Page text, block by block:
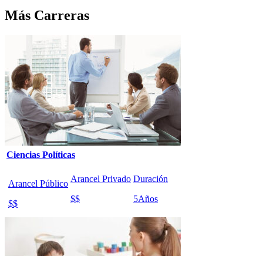
Más Carreras
Ciencias Políticas
Arancel Público
$$
Arancel Privado
$$
Duración
5Años